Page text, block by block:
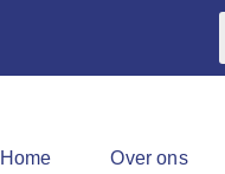
Home Over ons